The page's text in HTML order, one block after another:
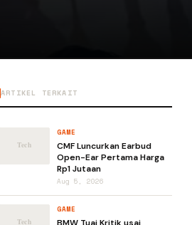
ARTIKEL TERKAIT
GAME
CMF Luncurkan Earbud
Open-Ear Pertama Harga
Rp1 Jutaan
Aug 5, 2026
GAME